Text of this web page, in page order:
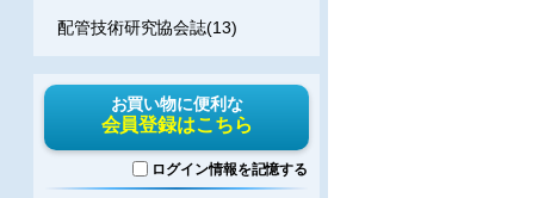
配管技術研究協会誌(13)
お買い物に便利な
会員登録はこちら
ログイン情報を記憶する